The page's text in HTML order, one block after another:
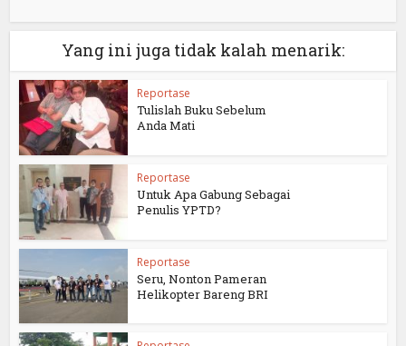
Yang ini juga tidak kalah menarik:
Reportase
Tulislah Buku Sebelum
Anda Mati
Reportase
Untuk Apa Gabung Sebagai
Penulis YPTD?
Reportase
Seru, Nonton Pameran
Helikopter Bareng BRI